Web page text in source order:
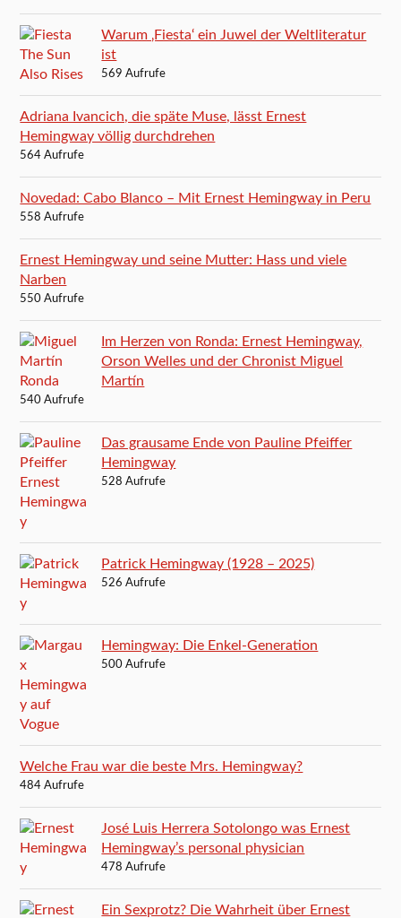
Warum ‚Fiesta‘ ein Juwel der Weltliteratur
ist
569 Aufrufe
Adriana Ivancich, die späte Muse, lässt Ernest
Hemingway völlig durchdrehen
564 Aufrufe
Novedad: Cabo Blanco – Mit Ernest Hemingway in Peru
558 Aufrufe
Ernest Hemingway und seine Mutter: Hass und viele
Narben
550 Aufrufe
Im Herzen von Ronda: Ernest Hemingway,
Orson Welles und der Chronist Miguel
Martín
540 Aufrufe
Das grausame Ende von Pauline Pfeiffer
Hemingway
528 Aufrufe
Patrick Hemingway (1928 – 2025)
526 Aufrufe
Hemingway: Die Enkel-Generation
500 Aufrufe
Welche Frau war die beste Mrs. Hemingway?
484 Aufrufe
José Luis Herrera Sotolongo was Ernest
Hemingway’s personal physician
478 Aufrufe
Ein Sexprotz? Die Wahrheit über Ernest